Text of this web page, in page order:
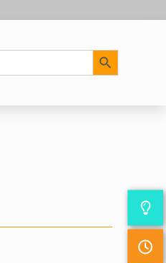
Search Button